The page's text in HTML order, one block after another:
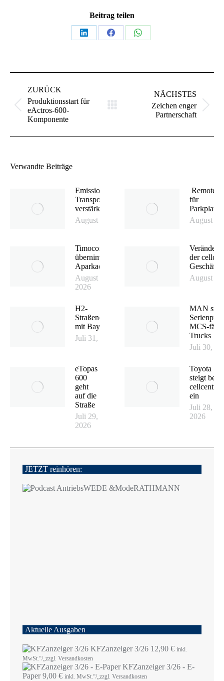
Beitrag teilen
Teilen
Teilen
Teilen
ZURÜCK
Vorheriger
Beitrag:
Produktionsstart für
eActros-600-
Komponente
NÄCHSTES
Nächster
Beitrag:
Zeichen enger
Partnerschaft
Verwandte Beiträge
Emissionsfreies
Transportangebot
verstärkt
August 7, 2026
Remote
für
August 6,
Timocom
übernimmt
Aparkado
August 4,
2026
der
August 3,
H2-
Straßenerprobung
mit Bayernflotte
Juli 31, 2026
MAN
MCS-
Trucks
Juli 30,
eTopas
600
geht
auf die
Straße
Juli 29,
2026
Toyota
steigt bei
cellcentric
ein
Juli 28,
2026
JETZT reinhören:
Aktuelle Ausgaben
KFZanzeiger 3/26 12,90 € inkl.
MwSt.“/„zzgl. Versandkosten
KFZanzeiger 3/26 - E-
Paper 9,00 € inkl. MwSt.“/„zzgl. Versandkosten